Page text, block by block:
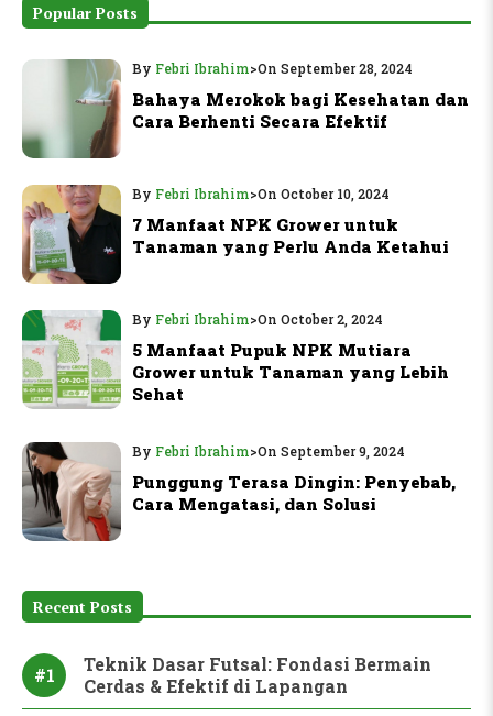
Popular Posts
By Febri Ibrahim>On September 28, 2024
Bahaya Merokok bagi Kesehatan dan
Cara Berhenti Secara Efektif
By Febri Ibrahim>On October 10, 2024
7 Manfaat NPK Grower untuk
Tanaman yang Perlu Anda Ketahui
By Febri Ibrahim>On October 2, 2024
5 Manfaat Pupuk NPK Mutiara
Grower untuk Tanaman yang Lebih
Sehat
By Febri Ibrahim>On September 9, 2024
Punggung Terasa Dingin: Penyebab,
Cara Mengatasi, dan Solusi
Recent Posts
#1
Teknik Dasar Futsal: Fondasi Bermain
Cerdas & Efektif di Lapangan